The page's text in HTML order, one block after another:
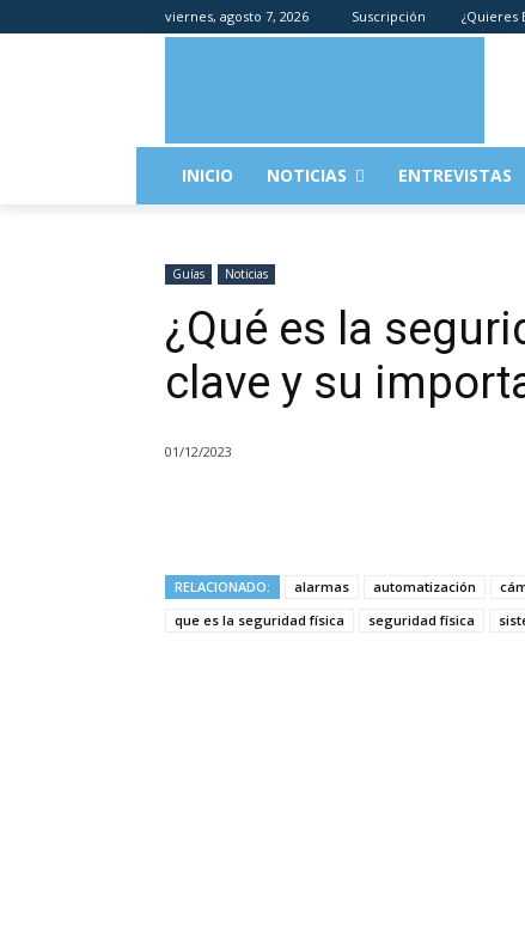
viernes, agosto 7, 2026 Suscripción ¿Quieres
INICIO NOTICIAS ENTREVISTAS
Guías Noticias
¿Qué es la
clave y su
01/12/2023
RELACIONADO: alarmas automatización
que es la seguridad física
seguridad física